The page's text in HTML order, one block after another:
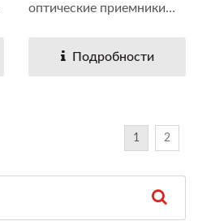
оптические приемники
Подробности
1 2